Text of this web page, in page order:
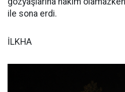
ile sona erdi.
İLKHA